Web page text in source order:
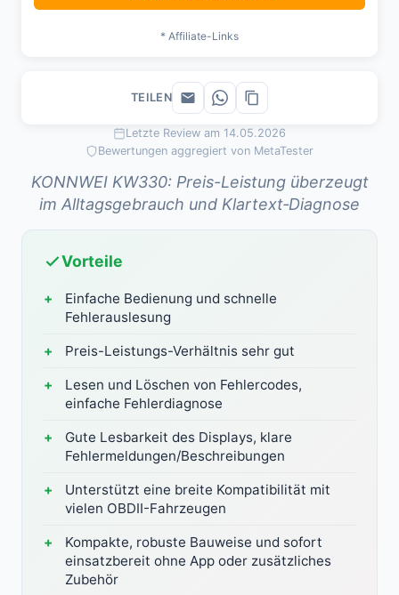
Letzte Review am 14.05.2026
Bewertungen aggregiert von MetaTester
KONNWEI KW330: Preis-Leistung überzeugt
im Alltagsgebrauch und Klartext‑Diagnose
Vorteile
Einfache Bedienung und schnelle
Fehlerauslesung
Preis-Leistungs-Verhältnis sehr gut
Lesen und Löschen von Fehlercodes,
einfache Fehlerdiagnose
Gute Lesbarkeit des Displays, klare
Fehlermeldungen/Beschreibungen
Unterstützt eine breite Kompatibilität mit
vielen OBDII-Fahrzeugen
Kompakte, robuste Bauweise und sofort
einsatzbereit ohne App oder zusätzliches
Zubehör
* Affiliate-Links
TEILEN